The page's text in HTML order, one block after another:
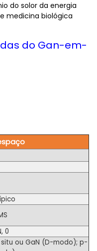
do solor da energia
biológica
do Gan-em-
0
ou GaN (D-modo); p-